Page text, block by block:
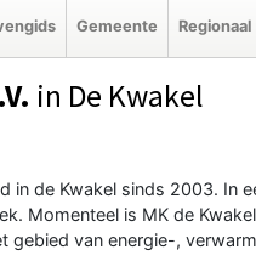
Gemeente Regionaal
in De Kwakel
in de Kwakel sinds 2003. In
Momenteel is MK de
gebied van energie-,